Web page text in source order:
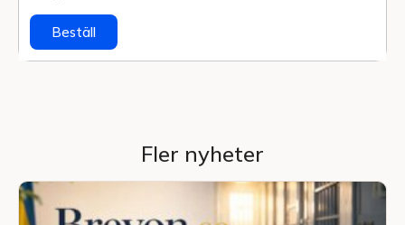
Beställ
Fler nyheter